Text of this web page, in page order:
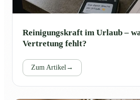
Reinigungskraft im Urlaub –
Vertretung fehlt?
Zum Artikel →